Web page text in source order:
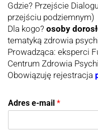
Gdzie? Przejście
przejściu podziemnym)
Dla kogo? osoby
tematyką zdrowia
Prowadząca: eksperci
Centrum Zdrowia
Obowiązuję rejestracja
Adres e-mail *